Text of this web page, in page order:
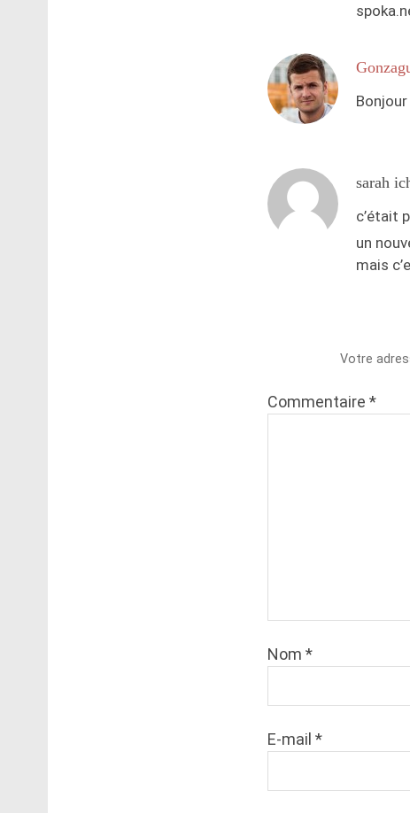
sarah
c’était
un
mais
Votre
Commentaire *
Nom *
E-mail *